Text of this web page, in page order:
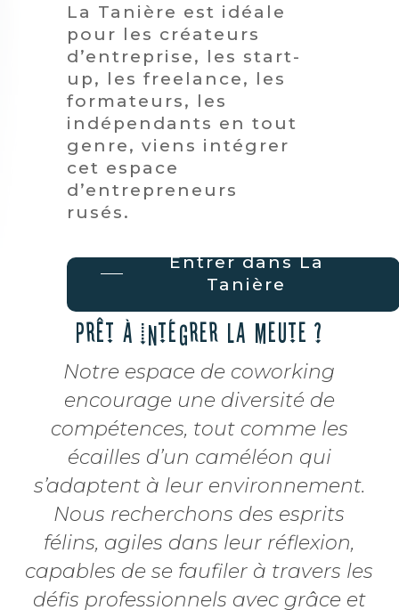
La Tanière est idéale
pour les créateurs
d’entreprise, les start-
up, les freelance, les
formateurs, les
indépendants en tout
genre, viens intégrer
cet espace
d’entrepreneurs
rusés.
Entrer dans La
Tanière
Prêt à intégrer la meute ?
Notre espace de coworking
encourage une diversité de
compétences, tout comme les
écailles d’un caméléon qui
s’adaptent à leur environnement.
Nous recherchons des esprits
félins, agiles dans leur réflexion,
capables de se faufiler à travers les
défis professionnels avec grâce et